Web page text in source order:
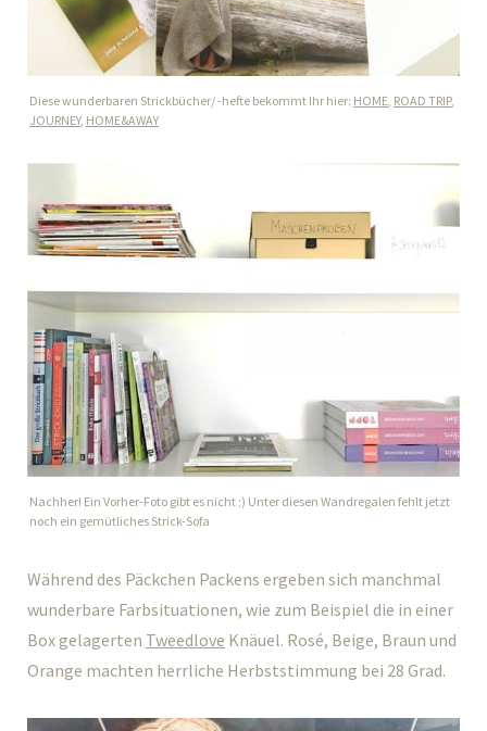
Diese wunderbaren Strickbücher/ -hefte bekommt Ihr hier: HOME, ROAD TRIP,
JOURNEY, HOME&AWAY
Nachher! Ein Vorher-Foto gibt es nicht ;) Unter diesen Wandregalen fehlt jetzt
noch ein gemütliches Strick-Sofa
Während des Päckchen Packens ergeben sich manchmal
wunderbare Farbsituationen, wie zum Beispiel die in einer
Box gelagerten Tweedlove Knäuel. Rosé, Beige, Braun und
Orange machten herrliche Herbststimmung bei 28 Grad.